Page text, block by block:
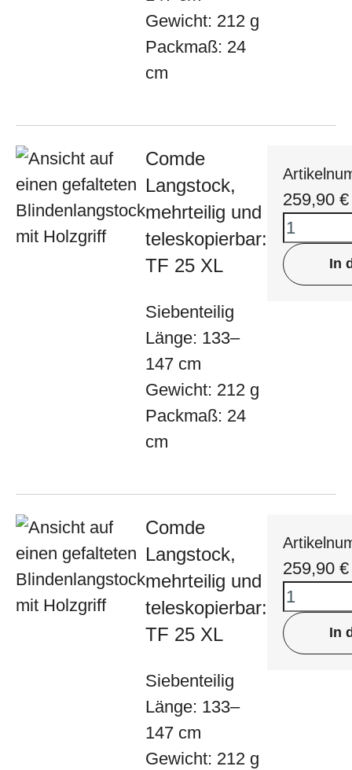
Gewicht: 212 g
Packmaß: 24
cm
Comde
Langstock,
mehrteilig und
teleskopierbar:
TF 25 XL
Siebenteilig
Länge: 133–
147 cm
Gewicht: 212 g
Packmaß: 24
cm
259,90 €
In
Comde
Langstock,
mehrteilig und
teleskopierbar:
TF 25 XL
Siebenteilig
Länge: 133–
147 cm
Gewicht: 212 g
259,90 €
In